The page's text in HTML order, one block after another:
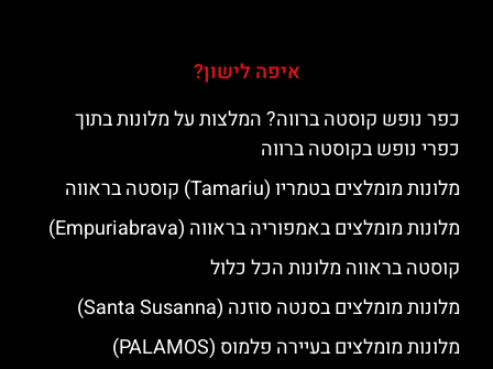
איפה לישון?
כפר נופש קוסטה ברווה? המלצות על מלונות בתוך
כפרי נופש בקוסטה ברווה
מלונות מומלצים בטמריו (Tamariu) קוסטה בראווה
מלונות מומלצים באמפוריה בראווה (Empuriabrava)
קוסטה בראווה מלונות הכל כלול
מלונות מומלצים בסנטה סוזנה (Santa Susanna)
מלונות מומלצים בעיירה פלמוס (PALAMOS)